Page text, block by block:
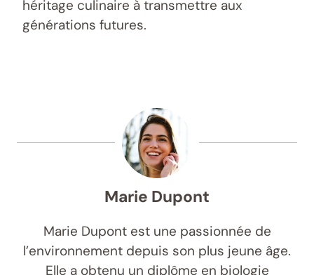
héritage culinaire à transmettre aux
générations futures.
Marie Dupont
Marie Dupont est une passionnée de
l’environnement depuis son plus jeune âge.
Elle a obtenu un diplôme en biologie